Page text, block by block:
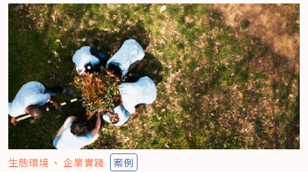
生態環境 企業實踐 案例